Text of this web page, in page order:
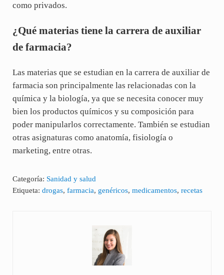
como privados.
¿Qué materias tiene la carrera de auxiliar
de farmacia?
Las materias que se estudian en la carrera de auxiliar de
farmacia son principalmente las relacionadas con la
química y la biología, ya que se necesita conocer muy
bien los productos químicos y su composición para
poder manipularlos correctamente. También se estudian
otras asignaturas como anatomía, fisiología o
marketing, entre otras.
Categoría: Sanidad y salud
Etiqueta: drogas, farmacia, genéricos, medicamentos, recetas